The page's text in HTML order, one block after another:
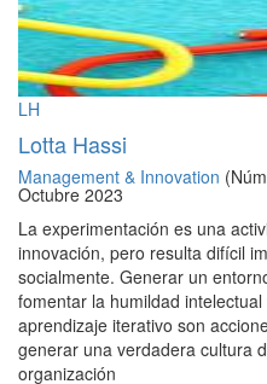
LH
Lotta Hassi
Management & Innovation
Octubre 2023
La experimentación es una
innovación, pero resulta difícil
socialmente. Generar un
fomentar la humildad
aprendizaje iterativo son
generar una verdadera cultura
organización